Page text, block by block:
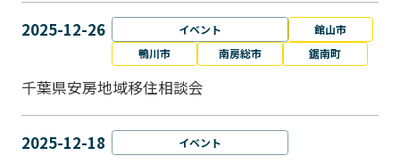
2025-12-26 イベント
館山市
鴨川市
南房総市 鋸南町
千葉県安房地域移住相談会
2025-12-18 イベント